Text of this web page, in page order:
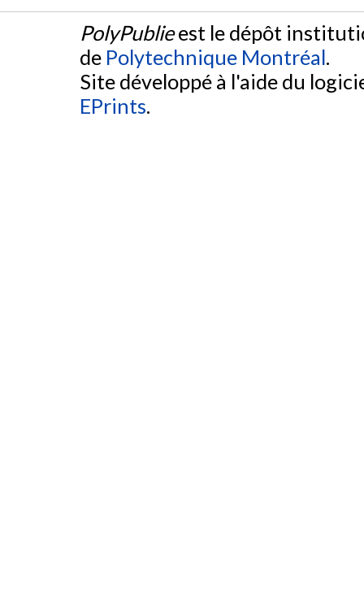
PolyPublieest le dépôt
de Polytechnique Montréal.
Site développé à l'aide du
EPrints.